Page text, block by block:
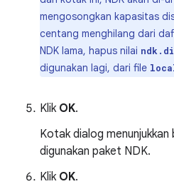
mengosongkan kapasitas
centang menghilang dari
NDK lama, hapus nilai
digunakan lagi, dari file
Klik OK.
Kotak dialog menunjukkan
digunakan paket NDK.
Klik OK.